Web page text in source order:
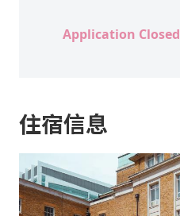
Application Closed
住宿信息